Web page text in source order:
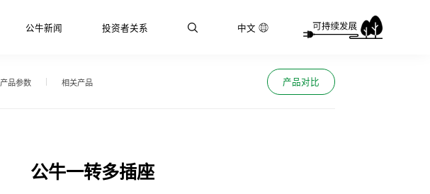
公牛新闻 投资者关系 中文
产品参数 相关产品 产品对比
公牛一转多插座